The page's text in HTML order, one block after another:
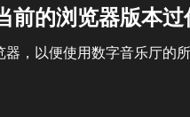
前的浏览器版本过
，以便使用数字音乐厅的所